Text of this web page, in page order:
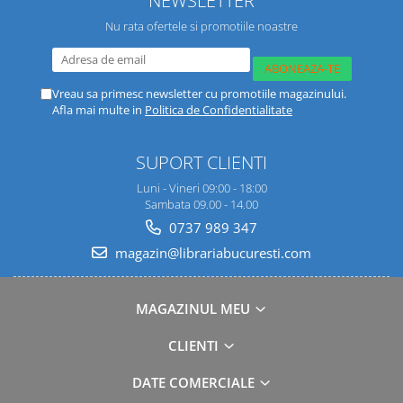
Nu rata ofertele si promotiile noastre
Vreau sa primesc newsletter cu promotiile magazinului.
Afla mai multe in Politica de Confidentialitate
SUPORT CLIENTI
Luni - Vineri 09:00 - 18:00
Sambata 09.00 - 14.00
0737 989 347
magazin@librariabucuresti.com
MAGAZINUL MEU
CLIENTI
DATE COMERCIALE